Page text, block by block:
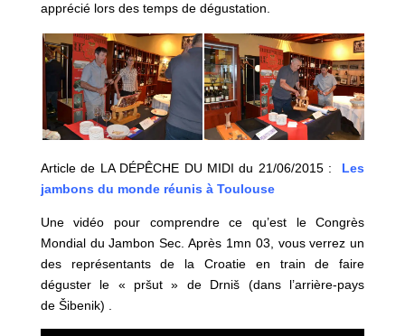
apprécié lors des temps de dégustation.
Article de LA DÉPÊCHE DU MIDI du 21/06/2015 : Les
jambons du monde réunis à Toulouse
Une vidéo pour comprendre ce qu’est le Congrès
Mondial du Jambon Sec. Après 1mn 03, vous verrez un
des représentants de la Croatie en train de faire
déguster le « pršut » de Drniš (dans l’arrière-pays
de Šibenik) .